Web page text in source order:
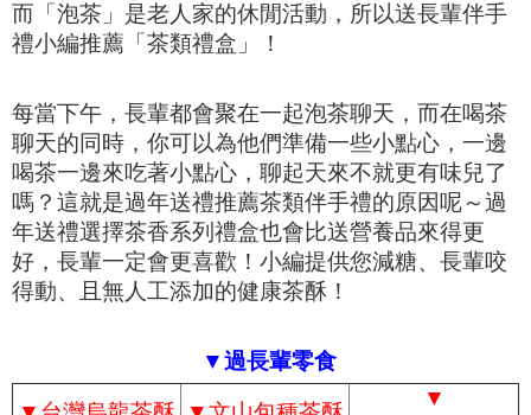
而「泡茶」是老人家的休閒活動，所以送長輩伴手
禮小編推薦「茶類禮盒」！
每當下午，長輩都會聚在一起泡茶聊天，而在喝茶
聊天的同時，你可以為他們準備一些小點心，一邊
喝茶一邊來吃著小點心，聊起天來不就更有味兒了
嗎？這就是過年送禮推薦茶類伴手禮的原因呢～過
年送禮選擇茶香系列禮盒也會比送營養品來得更
好，長輩一定會更喜歡！小編提供您減糖、長輩咬
得動、且無人工添加的健康茶酥！
▼過長輩零食
▼